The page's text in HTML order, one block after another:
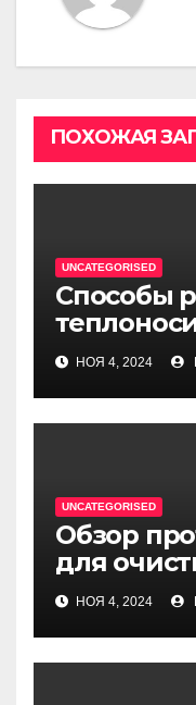
ПОХОЖАЯ
UNCATEGORISED
Способы
системы
НОЯ 4, 2024
UNCATEGORISED
Обзор
для
ЭКСПЕРТ
НОЯ 4, 2024